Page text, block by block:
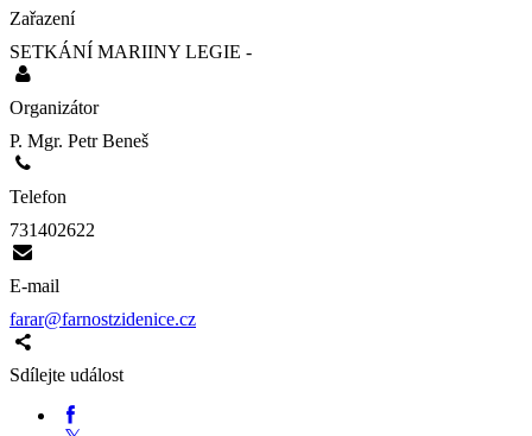
Zařazení
SETKÁNÍ MARIINY LEGIE -
Organizátor
P. Mgr. Petr Beneš
Telefon
731402622
E-mail
farar@farnostzidenice.cz
Sdílejte událost